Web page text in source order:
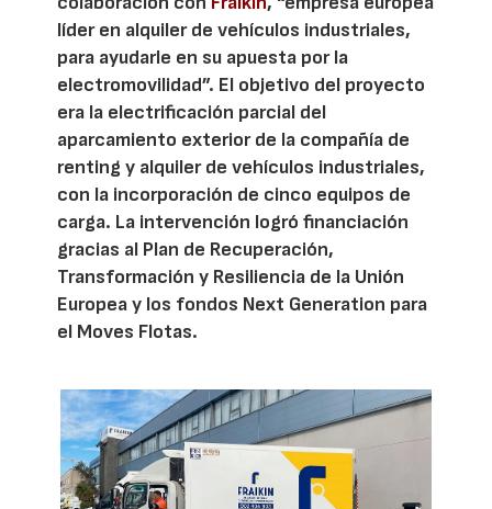
líder en alquiler de vehículos industriales,
para ayudarle en su apuesta por la
electromovilidad”. El objetivo del proyecto
era la electrificación parcial del
aparcamiento exterior de la compañía de
renting y alquiler de vehículos industriales,
con la incorporación de cinco equipos de
carga. La intervención logró financiación
gracias al Plan de Recuperación,
Transformación y Resiliencia de la Unión
Europea y los fondos Next Generation para
el Moves Flotas.